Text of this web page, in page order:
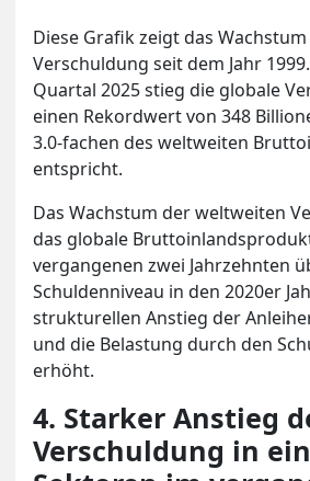
Diese Grafik zeigt das
Verschuldung seit dem Jahr
Quartal 2025 stieg die globale
einen Rekordwert von 348
3.0-fachen des weltweiten
entspricht.
Das Wachstum der weltweiten
das globale
vergangenen zwei Jahrzehnten
Schuldenniveau in den 2020er
strukturellen Anstieg der
und die Belastung durch den
erhöht.
4. Starker Anstieg
Verschuldung in